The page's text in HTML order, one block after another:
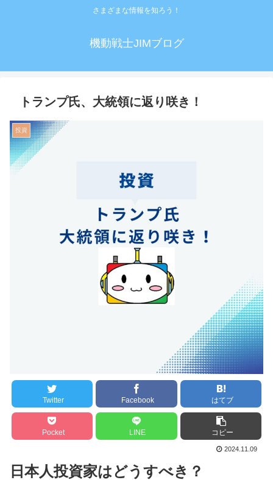
さまざまな情報を知ろう！
機動戦士JIMブログ
トランプ氏、大統領に返り咲き！
投資
Twitter Facebook はてブ
Pocket LINE コピー
2024.11.09
日本人投資家はどうすべき？